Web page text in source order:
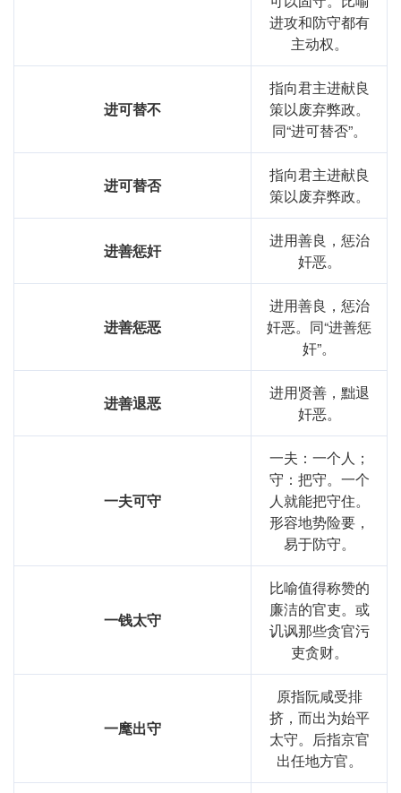
进攻和防守都有
主动权。
进可替不
指向君主进献良
策以废弃弊政。
同“进可替否”。
进可替否
指向君主进献良
策以废弃弊政。
进善惩奸
进用善良，惩治
奸恶。
进善惩恶
进用善良，惩治
奸恶。同“进善惩
奸”。
进善退恶
进用贤善，黜退
奸恶。
一夫可守
一夫：一个人；
守：把守。一个
人就能把守住。
形容地势险要，
易于防守。
一钱太守
比喻值得称赞的
廉洁的官吏。或
讥讽那些贪官污
吏贪财。
一麾出守
原指阮咸受排
挤，而出为始平
太守。后指京官
出任地方官。